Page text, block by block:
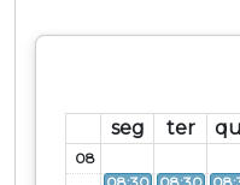
seg ter
08